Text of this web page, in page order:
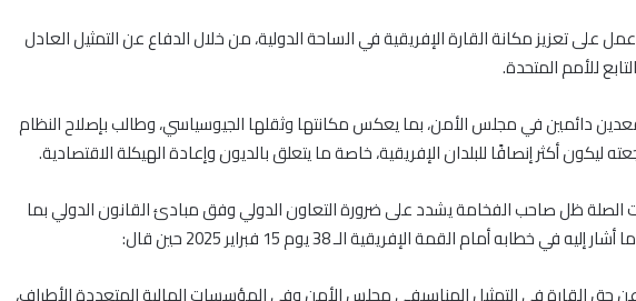
على تعزيز مكانة القارة الإفريقية في الساحة الدولية، من خلال الدفاع عن التمثيل العادل
للأمم المتحدة.
دائمين في مجلس الأمن، بما يعكس مكانتها وثقلها الجيوسياسي، وطالب بإصلاح النظام
ليكون أكثر إنصافًا للبلدان الإفريقية، خاصة ما يتعلق بالديون وإعادة الهيكلة الاقتصادية.
ظل صاحب الفخامة يشدد على ضرورة التعاون الدولي وفق مبادئ القانون الدولي بما
خطابه أمام القمة الإفريقية الـ 38 يوم 15 فبراير 2025 حين قال: